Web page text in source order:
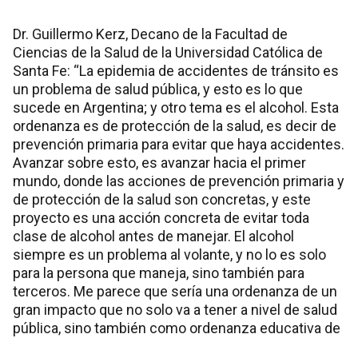
Dr. Guillermo Kerz, Decano de la Facultad de
Ciencias de la Salud de la Universidad Católica de
Santa Fe: “La epidemia de accidentes de tránsito es
un problema de salud pública, y esto es lo que
sucede en Argentina; y otro tema es el alcohol. Esta
ordenanza es de protección de la salud, es decir de
prevención primaria para evitar que haya accidentes.
Avanzar sobre esto, es avanzar hacia el primer
mundo, donde las acciones de prevención primaria y
de protección de la salud son concretas, y este
proyecto es una acción concreta de evitar toda
clase de alcohol antes de manejar. El alcohol
siempre es un problema al volante, y no lo es solo
para la persona que maneja, sino también para
terceros. Me parece que sería una ordenanza de un
gran impacto que no solo va a tener a nivel de salud
pública, sino también como ordenanza educativa de